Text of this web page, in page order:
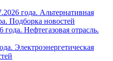
года. Альтернативная
Подборка новостей
Нефтегазовая отрасль.
Электроэнергетическая